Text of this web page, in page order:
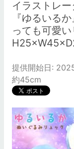
イラストレ
『ゆるいる
っても可愛
提供開始日:
約45cm